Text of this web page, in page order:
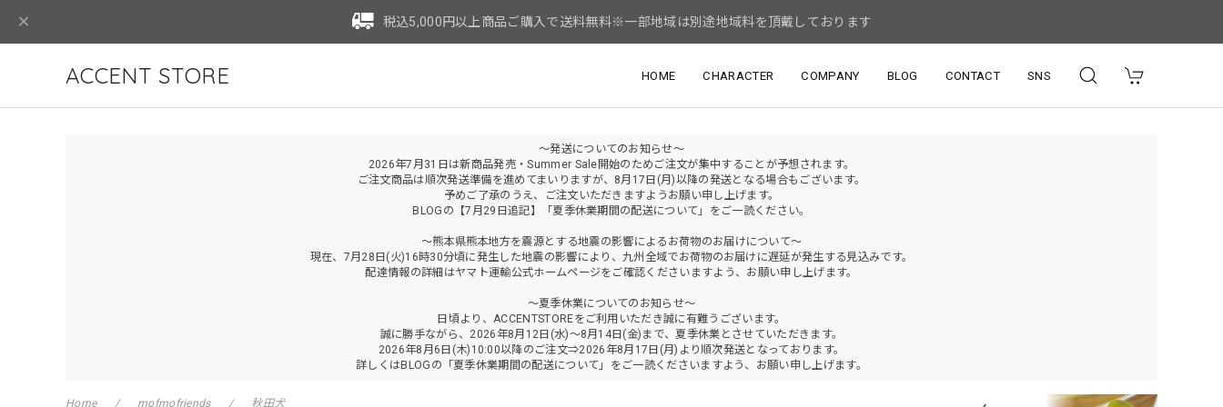
税込5,000円以上商品ご購入で送料無料※一部地域は別途地域料を頂戴しております
ACCENT STORE HOME CHARACTER COMPANY BLOG CONTACT SNS
～発送についてのお知らせ～
2026年7月31日は新商品発売・Summer Sale開始のためご注文が集中することが予想されます。
ご注文商品は順次発送準備を進めてまいりますが、8月17日(月)以降の発送となる場合もございます。
予めご了承のうえ、ご注文いただきますようお願い申し上げます。
BLOGの【7月29日追記】「夏季休業期間の配送について」をご一読ください。
～熊本県熊本地方を震源とする地震の影響によるお荷物のお届けについて～
現在、7月28日(火)16時30分頃に発生した地震の影響により、九州全域でお荷物のお届けに遅延が発生する見込みです。
配達情報の詳細はヤマト運輸公式ホームページをご確認くださいますよう、お願い申し上げます。
～夏季休業についてのお知らせ～
日頃より、ACCENTSTOREをご利用いただき誠に有難うございます。
誠に勝手ながら、2026年8月12日(水)～8月14日(金)まで、夏季休業とさせていただきます。
2026年8月6日(木)10:00以降のご注文⇒2026年8月17日(月)より順次発送となっております。
詳しくはBLOGの「夏季休業期間の配送について」をご一読くださいますよう、お願い申し上げます。
Home mofmofriends 秋田犬